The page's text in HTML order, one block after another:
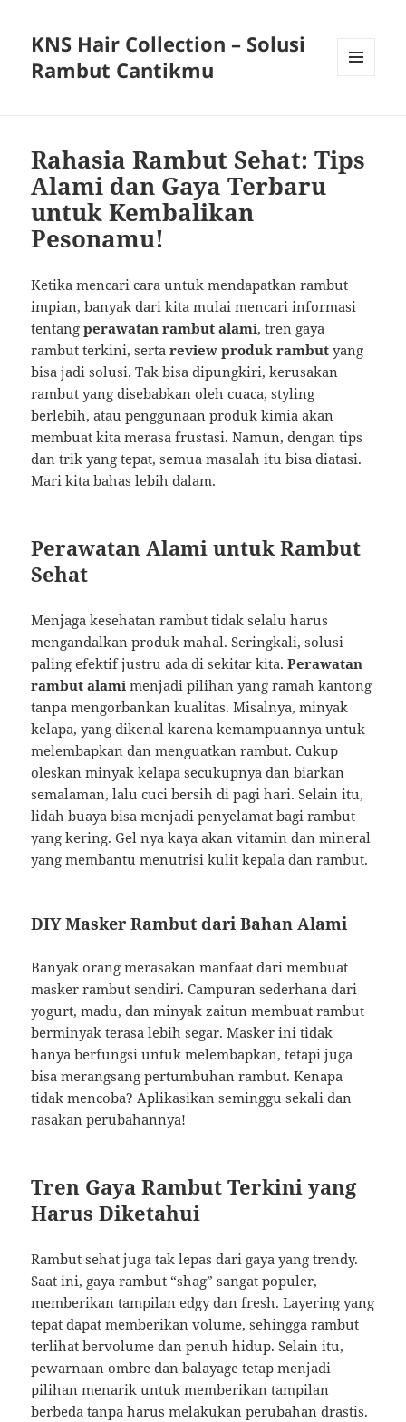
KNS Hair Collection – Solusi
Rambut Cantikmu
Rahasia Rambut Sehat: Tips
Alami dan Gaya Terbaru
untuk Kembalikan
Pesonamu!
Ketika mencari cara untuk mendapatkan rambut
impian, banyak dari kita mulai mencari informasi
tentangperawatan rambut alami, tren gaya
rambut terkini, sertareview produk rambut yang
bisa jadi solusi. Tak bisa dipungkiri, kerusakan
rambut yang disebabkan oleh cuaca, styling
berlebih, atau penggunaan produk kimia akan
membuat kita merasa frustasi. Namun, dengan tips
dan trik yang tepat, semua masalah itu bisa diatasi.
Mari kita bahas lebih dalam.
Perawatan Alami untuk Rambut
Sehat
Menjaga kesehatan rambut tidak selalu harus
mengandalkan produk mahal. Seringkali, solusi
paling efektif justru ada di sekitar kita.Perawatan
rambut alami menjadi pilihan yang ramah kantong
tanpa mengorbankan kualitas. Misalnya, minyak
kelapa, yang dikenal karena kemampuannya untuk
melembapkan dan menguatkan rambut. Cukup
oleskan minyak kelapa secukupnya dan biarkan
semalaman, lalu cuci bersih di pagi hari. Selain itu,
lidah buaya bisa menjadi penyelamat bagi rambut
yang kering. Gel nya kaya akan vitamin dan mineral
yang membantu menutrisi kulit kepala dan rambut.
DIY Masker Rambut dari Bahan Alami
Banyak orang merasakan manfaat dari membuat
masker rambut sendiri. Campuran sederhana dari
yogurt, madu, dan minyak zaitun membuat rambut
berminyak terasa lebih segar. Masker ini tidak
hanya berfungsi untuk melembapkan, tetapi juga
bisa merangsang pertumbuhan rambut. Kenapa
tidak mencoba? Aplikasikan seminggu sekali dan
rasakan perubahannya!
Tren Gaya Rambut Terkini yang
Harus Diketahui
Rambut sehat juga tak lepas dari gaya yang trendy.
Saat ini, gaya rambut “shag” sangat populer,
memberikan tampilan edgy dan fresh. Layering yang
tepat dapat memberikan volume, sehingga rambut
terlihat bervolume dan penuh hidup. Selain itu,
pewarnaan ombre dan balayage tetap menjadi
pilihan menarik untuk memberikan tampilan
berbeda tanpa harus melakukan perubahan drastis.